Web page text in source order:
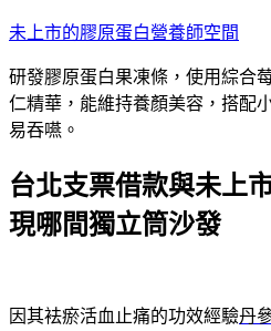
跳
主
要
內
未上市的膠原蛋白營養師空間
研發膠原蛋白果凍條，使用綜合
仁精華，能維持養顏美容，搭配
易吞嚥。
台北支票借款與未上
現哪間獨立筒沙發
因其袪瘀活血止痛的功效經驗丹